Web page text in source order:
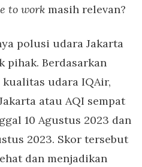
to work masih relevan?
polusi udara Jakarta
pihak. Berdasarkan
udara IQAir,
atau AQI sempat
10 Agustus 2023 dan
2023. Skor tersebut
dan menjadikan